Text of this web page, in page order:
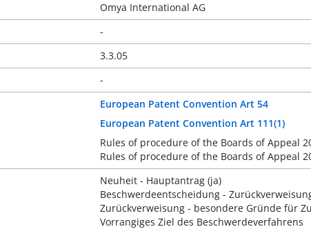
Omya International AG
-
3.3.05
-
European Patent Convention Art 54
European Patent Convention Art 111(1)
Rules of procedure of the Boards of Appeal
Rules of procedure of the Boards of Appeal
Neuheit - Hauptantrag (ja)
Beschwerdeentscheidung -
Zurückverweisung - besondere Gründe für
Vorrangiges Ziel des Beschwerdeverfahrens